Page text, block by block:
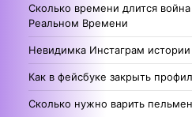
Сколько времени длится
Реальном Времени
Невидимка Инстаграм истории
Как в фейсбуке закрыть
Сколько нужно варить